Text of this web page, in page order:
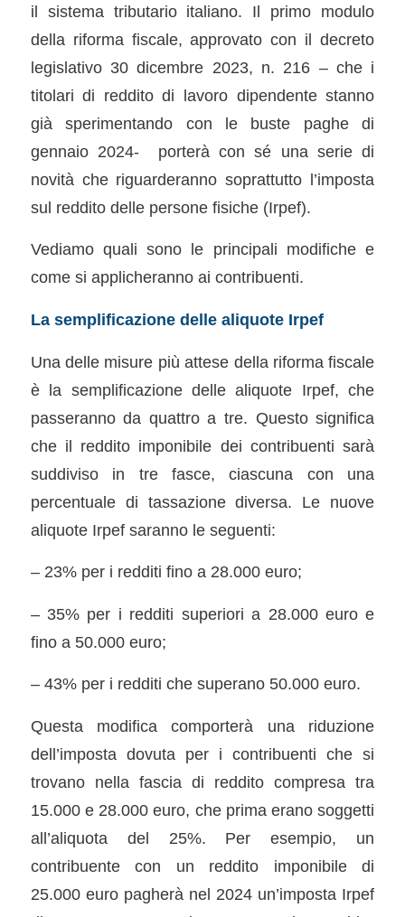
il sistema tributario italiano. Il primo modulo
della riforma fiscale, approvato con il decreto
legislativo 30 dicembre 2023, n. 216 – che i
titolari di reddito di lavoro dipendente stanno
già sperimentando con le buste paghe di
gennaio 2024- porterà con sé una serie di
novità che riguarderanno soprattutto l’imposta
sul reddito delle persone fisiche (Irpef).
Vediamo quali sono le principali modifiche e
come si applicheranno ai contribuenti.
La semplificazione delle aliquote Irpef
Una delle misure più attese della riforma fiscale
è la semplificazione delle aliquote Irpef, che
passeranno da quattro a tre. Questo significa
che il reddito imponibile dei contribuenti sarà
suddiviso in tre fasce, ciascuna con una
percentuale di tassazione diversa. Le nuove
aliquote Irpef saranno le seguenti:
– 23% per i redditi fino a 28.000 euro;
– 35% per i redditi superiori a 28.000 euro e
fino a 50.000 euro;
– 43% per i redditi che superano 50.000 euro.
Questa modifica comporterà una riduzione
dell’imposta dovuta per i contribuenti che si
trovano nella fascia di reddito compresa tra
15.000 e 28.000 euro, che prima erano soggetti
all’aliquota del 25%. Per esempio, un
contribuente con un reddito imponibile di
25.000 euro pagherà nel 2024 un’imposta Irpef